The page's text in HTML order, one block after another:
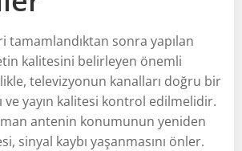
tamamlandıktan sonra yapılan
kalitesini belirleyen önemli
televizyonun kanalları doğru bir
ve yayın kalitesi kontrol edilmelidir.
antenin konumunun yeniden
sinyal kaybı yaşanmasını önler.